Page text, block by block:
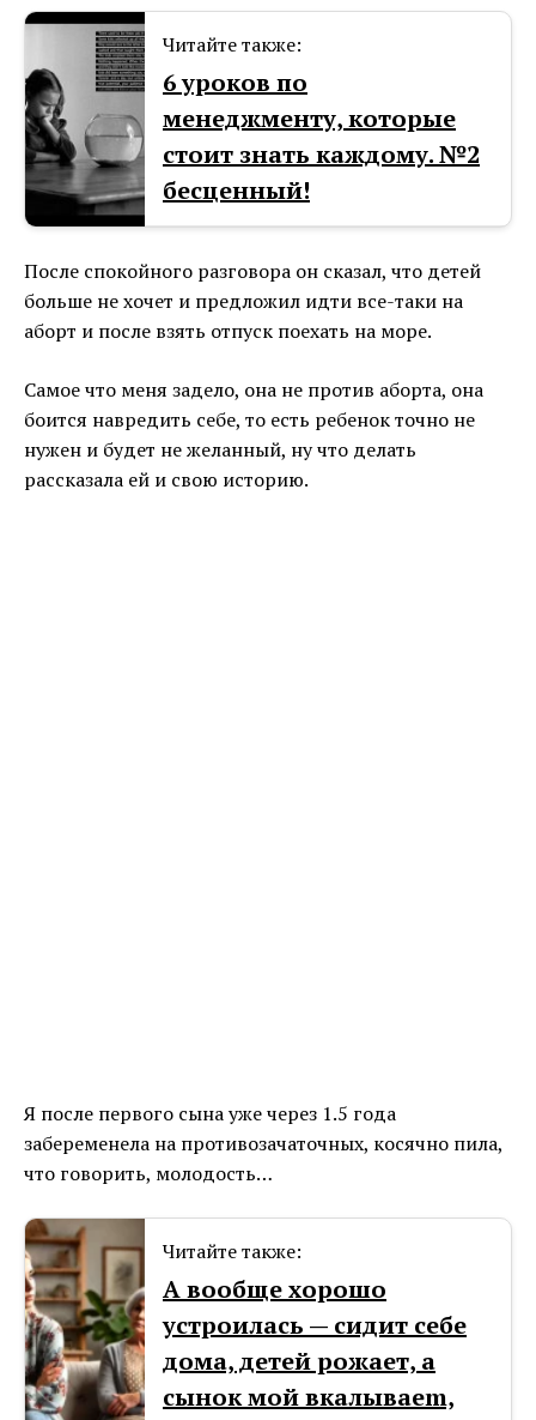
Читайте также:
6 уроков по
менеджменту, которые
стоит знать каждому. №2
бесценный!
После спокойного разговора он сказал, что детей
больше не хочет и предложил идти все-таки на
аборт и после взять отпуск поехать на море.
Самое что меня задело, она не против аборта, она
боится навредить себе, то есть ребенок точно не
нужен и будет не желанный, ну что делать
рассказала ей и свою историю.
Я после первого сына уже через 1.5 года
забеременела на противозачаточных, косячно пила,
что говорить, молодость…
Читайте также:
А вообще хорошо
устроилась — сидит себе
дома, детей рожает, а
сынок мой вкалываеm,